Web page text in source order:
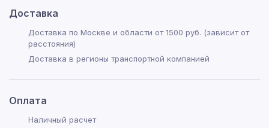
Доставка
Доставка по Москве и области от 1500 руб. (зависит от
расстояния)
Доставка в регионы транспортной компанией
Оплата
Наличный расчет